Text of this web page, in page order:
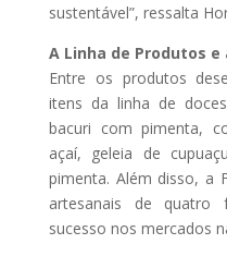
sustentável”, ressalta
A Linha de Produtos e
Entre os produtos
itens da linha de
bacuri com pimenta,
açaí, geleia de
pimenta. Além disso, a
artesanais de quatro
sucesso nos mercados